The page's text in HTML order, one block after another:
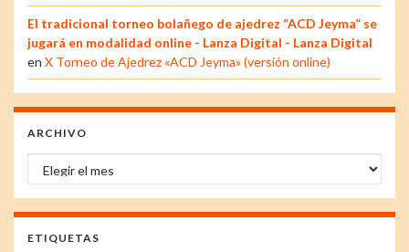
El tradicional torneo bolañego de ajedrez “ACD Jeyma” se
jugará en modalidad online - Lanza Digital - Lanza Digital
en X Torneo de Ajedrez «ACD Jeyma» (versión online)
ARCHIVO
Archivo
ETIQUETAS